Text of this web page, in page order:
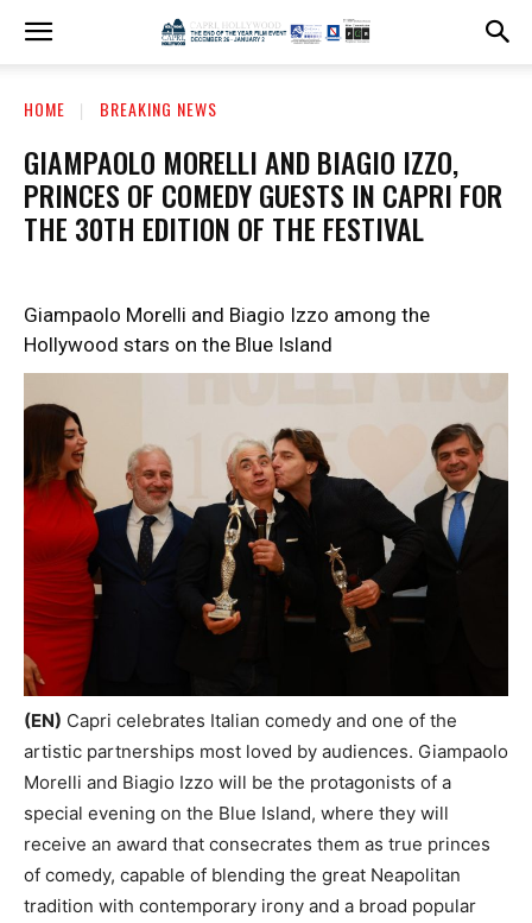
HOME BREAKING NEWS
GIAMPAOLO MORELLI AND BIAGIO IZZO,
PRINCES OF COMEDY GUESTS IN CAPRI FOR
THE 30TH EDITION OF THE FESTIVAL
Giampaolo Morelli and Biagio Izzo among the
Hollywood stars on the Blue Island
(EN) Capri celebrates Italian comedy and one of the
artistic partnerships most loved by audiences. Giampaolo
Morelli and Biagio Izzo will be the protagonists of a
special evening on the Blue Island, where they will
receive an award that consecrates them as true princes
of comedy, capable of blending the great Neapolitan
tradition with contemporary irony and a broad popular